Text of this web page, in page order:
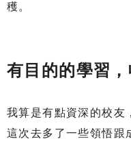
穫。
有目的的學習，
我算是有點資深的校友
這次去多了一些領悟跟